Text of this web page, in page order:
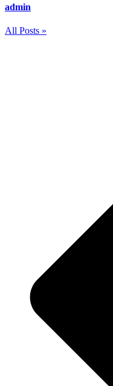
admin
All Posts »